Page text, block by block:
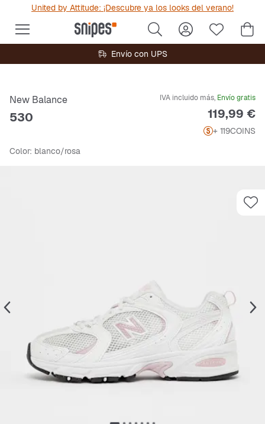
United by Attitude: ¡Descubre ya los looks del verano!
Envío con UPS
New Balance
530
IVA incluido más, Envío gratis
Precio
119,99 €
+ 119COINS
Color: blanco/rosa